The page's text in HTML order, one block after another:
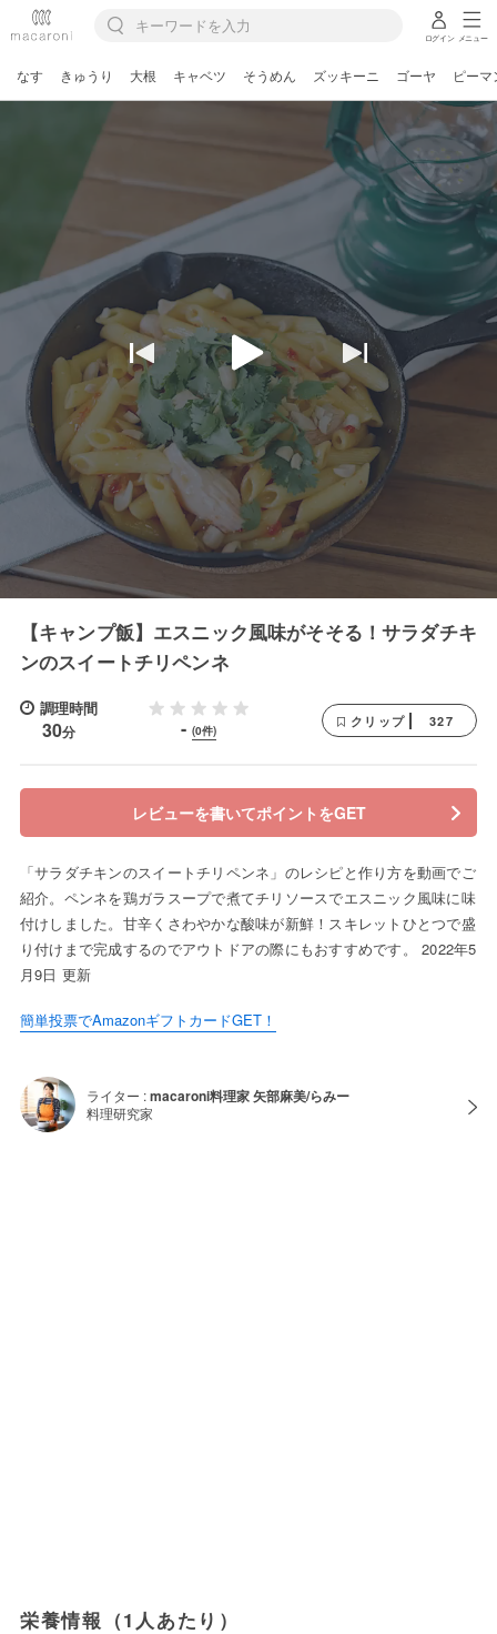
ログイン メニュー
なす きゅうり 大根 キャベツ そうめん ズッキーニ ゴーヤ ピーマ
【キャンプ飯】エスニック風味がそそる！サラダチキ
ンのスイートチリペンネ
調理時間
30分 - (0件)
クリップ 327
レビューを書いてポイントをGET
「サラダチキンのスイートチリペンネ」のレシピと作り方を動画でご
紹介。ペンネを鶏ガラスープで煮てチリソースでエスニック風味に味
付けしました。甘辛くさわやかな酸味が新鮮！スキレットひとつで盛
り付けまで完成するのでアウトドアの際にもおすすめです。 2022年5
月9日 更新
簡単投票でAmazonギフトカードGET！
ライター :macaroni料理家 矢部麻美/らみー
料理研究家
栄養情報（1人あたり）